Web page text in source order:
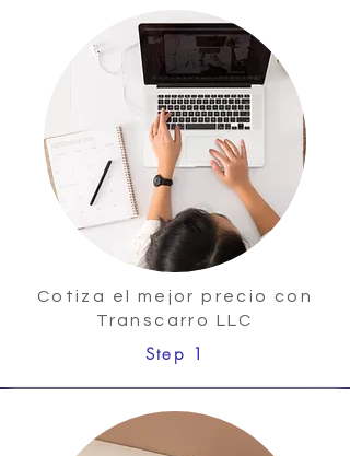
Cotiza el mejor precio con
Transcarro LLC
Step 1